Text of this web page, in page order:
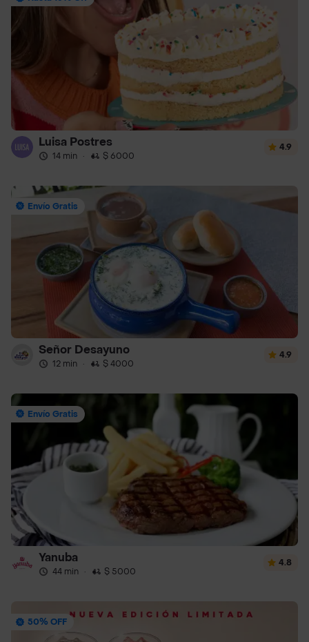
Luisa Postres
14 min · $ 6000
4.9
Envío Gratis
Señor Desayuno
12 min · $ 4000
4.9
Envío Gratis
Yanuba
44 min · $ 5000
4.8
50% OFF